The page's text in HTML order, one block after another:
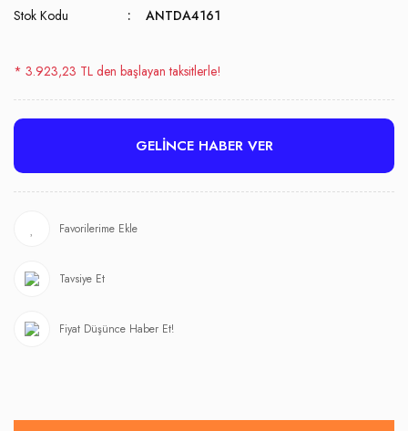
Stok Kodu ANTDA4161
* 3.923,23 TL den başlayan taksitlerle!
GELİNCE HABER VER
Tavsiye Et
Fiyat Düşünce Haber Et!